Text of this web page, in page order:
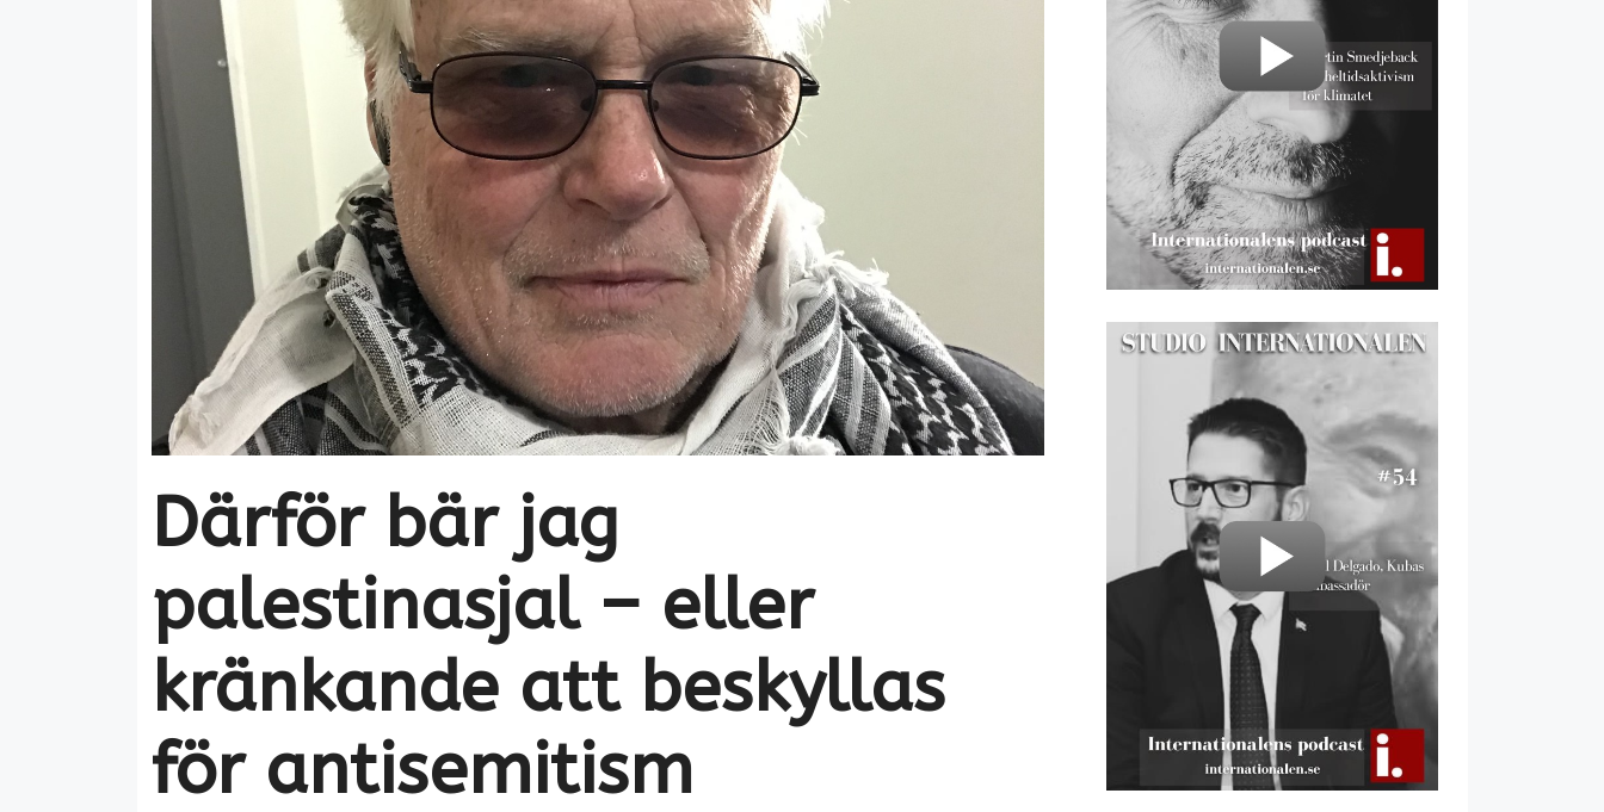
Därför bär jag
palestinasjal – eller
kränkande att beskyllas
för antisemitism